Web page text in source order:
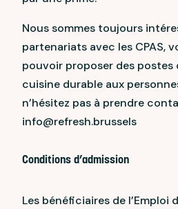
Nous sommes toujours
partenariats avec les CPAS,
pouvoir proposer des postes
cuisine durable aux
n’hésitez pas à prendre
info@refresh.brussels
Conditions d’admission
Les bénéficiaires de l’Emploi